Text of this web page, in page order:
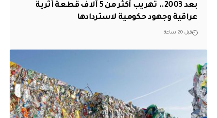
بعد 2003.. تهريب أكثر من 5 آلاف قطعة أثرية
عراقية وجهود حكومية لاستردادها
قبل 20 ساعة